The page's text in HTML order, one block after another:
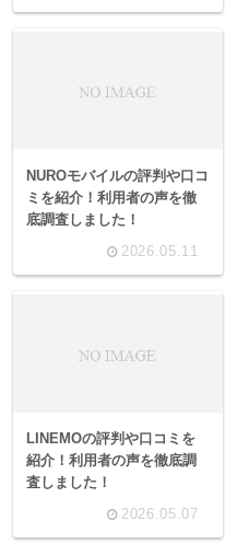
NUROモバイルの評判や口コ
ミを紹介！利用者の声を徹
底調査しました！
2026.05.11
LINEMOの評判や口コミを
紹介！利用者の声を徹底調
査しました！
2026.05.07